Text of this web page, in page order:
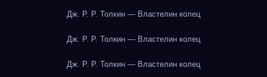
Дж. Р. Р. Толкин — Властелин колец
Дж. Р. Р. Толкин — Властелин колец
Дж. Р. Р. Толкин — Властелин колец